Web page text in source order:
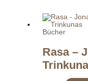
Bücher
Rasa –